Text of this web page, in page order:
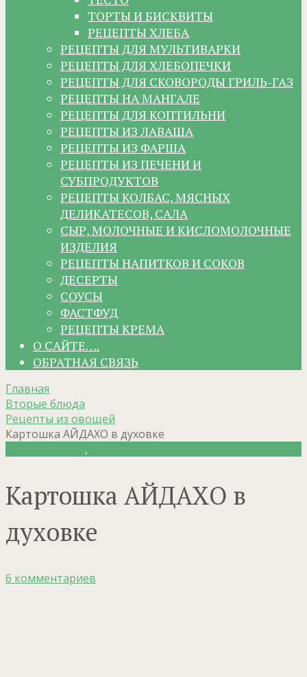
ТОРТЫ И БИСКВИТЫ
РЕЦЕПТЫ ХЛЕБА
РЕЦЕПТЫ ДЛЯ МУЛЬТИВАРКИ
РЕЦЕПТЫ ДЛЯ ХЛЕБОПЕЧКИ
РЕЦЕПТЫ ДЛЯ СКОВОРОДЫ ГРИЛЬ-ГАЗ
РЕЦЕПТЫ НА МАНГАЛЕ
РЕЦЕПТЫ ДЛЯ КОПТИЛЬНИ
РЕЦЕПТЫ ИЗ ЛАВАША
РЕЦЕПТЫ ИЗ ФАРША
РЕЦЕПТЫ ИЗ ПЕЧЕНИ И
СУБПРОДУКТОВ
РЕЦЕПТЫ КОЛБАС, МЯСНЫХ
ДЕЛИКАТЕСОВ, САЛА
СЫР, МОЛОЧНЫЕ И КИСЛОМОЛОЧНЫЕ
ИЗДЕЛИЯ
РЕЦЕПТЫ НАПИТКОВ И СОКОВ
ДЕСЕРТЫ
СОУСЫ
ФАСТФУД
РЕЦЕПТЫ КРЕМА
О САЙТЕ….
ОБРАТНАЯ СВЯЗЬ
Главная
Вторые блюда
Рецепты из овощей
Картошка АЙДАХО в духовке
,
Картошка АЙДАХО в
духовке
6 комментариев